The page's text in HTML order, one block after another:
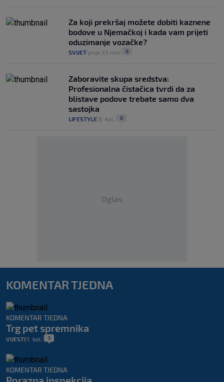
Za koji prekršaj možete dobiti kaznene
bodove u Njemačkoj i kada vam prijeti
oduzimanje vozačke?
SVIJET prije 33 min 0
Zaboravite skupa sredstva:
Profesionalna čistačica tvrdi da za
blistave podove trebate samo dva
sastojka
LIFESTYLE 6. kol. 0
Oglas
KOMENTAR TJEDNA
KOMENTAR TJEDNA
Trg pet spremnika
VIJESTI 1. kol. 5
KOMENTAR TJEDNA